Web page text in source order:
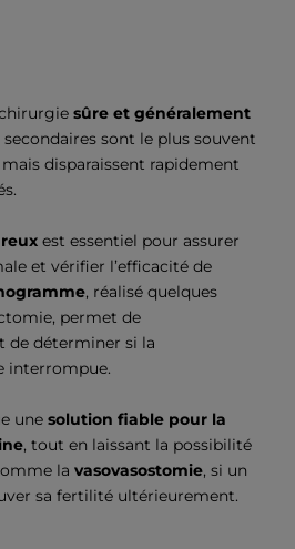
sûre et généralement
secondaires sont le plus souvent
mais disparaissent rapidement
est essentiel pour assurer
et vérifier l’efficacité de
, réalisé quelques
permet de
de déterminer si la
interrompue.
une solution fiable pour la
, tout en laissant la possibilité
la vasovasostomie, si un
sa fertilité ultérieurement.